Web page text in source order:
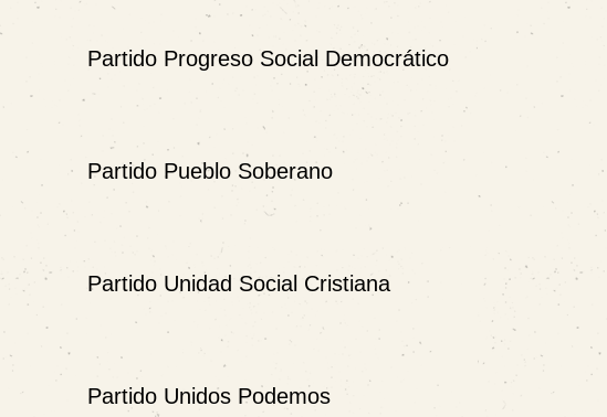
Partido Progreso Social Democrático
Partido Pueblo Soberano
Partido Unidad Social Cristiana
Partido Unidos Podemos